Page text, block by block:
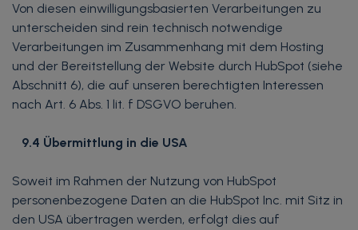
Von diesen einwilligungsbasierten Verarbeitungen zu
unterscheiden sind rein technisch notwendige
Verarbeitungen im Zusammenhang mit dem Hosting
und der Bereitstellung der Website durch HubSpot (siehe
Abschnitt 6), die auf unseren berechtigten Interessen
nach Art. 6 Abs. 1 lit. f DSGVO beruhen.
9.4 Übermittlung in die USA
Soweit im Rahmen der Nutzung von HubSpot
personenbezogene Daten an die HubSpot Inc. mit Sitz in
den USA übertragen werden, erfolgt dies auf